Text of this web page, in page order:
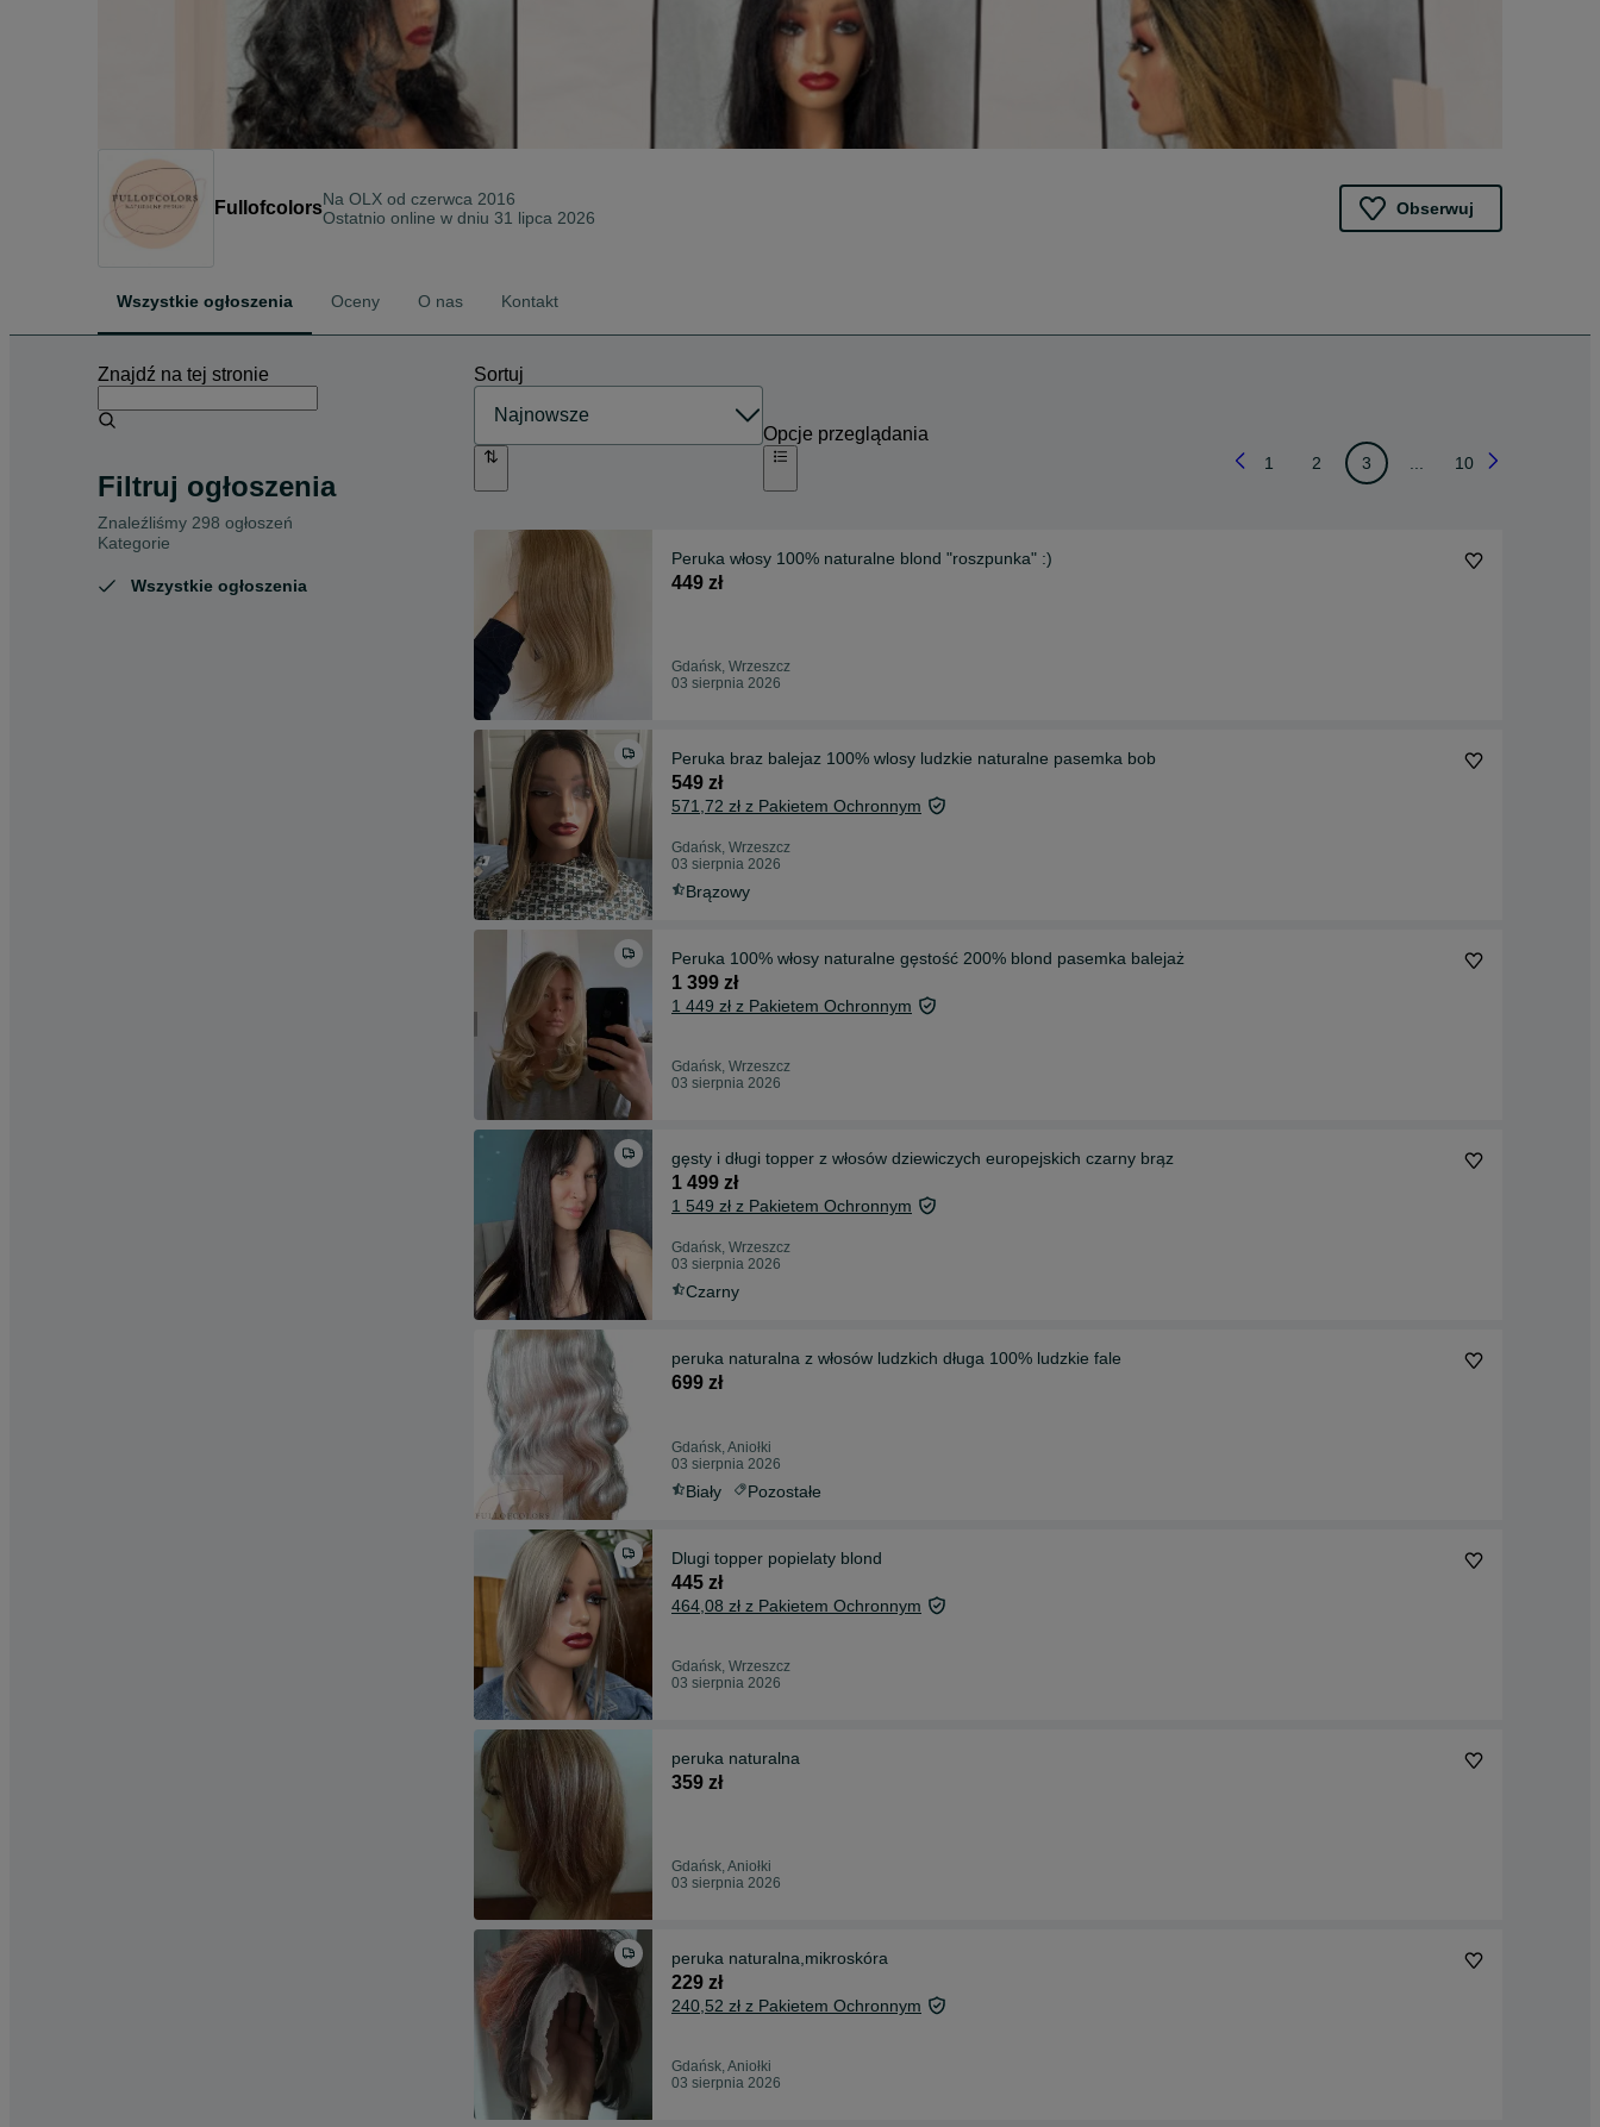
FullofcolorsNa OLX od czerwca 2016
Ostatnio online w dniu 31 lipca 2026
Obserwuj
Wszystkie ogłoszenia Oceny O nas Kontakt
Znajdź na tej stronie
Filtruj ogłoszenia
Znaleźliśmy 298 ogłoszeń
Kategorie
Wszystkie ogłoszenia
Sortuj
Opcje przeglądania
1 2 3 10
Peruka włosy 100% naturalne blond "roszpunka" :)
449 zł
Gdańsk, Wrzeszcz
03 sierpnia 2026
Peruka braz balejaz 100% wlosy ludzkie naturalne pasemka bob
549 zł
571,72 zł z Pakietem Ochronnym
Gdańsk, Wrzeszcz
03 sierpnia 2026
Brązowy
Peruka 100% włosy naturalne gęstość 200% blond pasemka balejaż
1 399 zł
1 449 zł z Pakietem Ochronnym
Gdańsk, Wrzeszcz
03 sierpnia 2026
gęsty i długi topper z włosów dziewiczych europejskich czarny brąz
1 499 zł
1 549 zł z Pakietem Ochronnym
Gdańsk, Wrzeszcz
03 sierpnia 2026
Czarny
peruka naturalna z włosów ludzkich długa 100% ludzkie fale
699 zł
Gdańsk, Aniołki
03 sierpnia 2026
Biały Pozostałe
Dlugi topper popielaty blond
445 zł
464,08 zł z Pakietem Ochronnym
Gdańsk, Wrzeszcz
03 sierpnia 2026
peruka naturalna
359 zł
Gdańsk, Aniołki
03 sierpnia 2026
peruka naturalna,mikroskóra
229 zł
240,52 zł z Pakietem Ochronnym
Gdańsk, Aniołki
03 sierpnia 2026